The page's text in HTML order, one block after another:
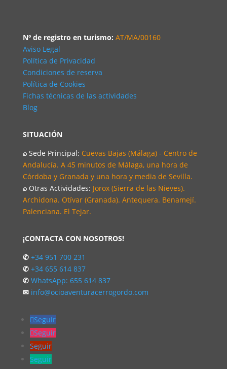
Nº de registro en turismo: AT/MA/00160
Aviso Legal
Política de Privacidad
Condiciones de reserva
Política de Cookies
Fichas técnicas de las actividades
Blog
SITUACIÓN
⌕ Sede Principal: Cuevas Bajas (Málaga) - Centro de
Andalucía. A 45 minutos de Málaga, una hora de
Córdoba y Granada y una hora y media de Sevilla.
⌕ Otras Actividades: Jorox (Sierra de las Nieves).
Archidona. Otívar (Granada). Antequera. Benamejí.
Palenciana. El Tejar.
¡CONTACTA CON NOSOTROS!
✆ +34 951 700 231
✆ +34 655 614 837
✆ WhatsApp: 655 614 837
✉ info@ocioaventuracerrogordo.com
Seguir
Seguir
Seguir
Seguir